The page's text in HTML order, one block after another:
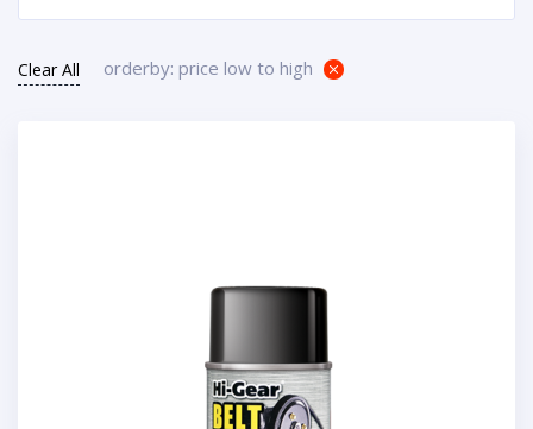
Clear All orderby: price low to high